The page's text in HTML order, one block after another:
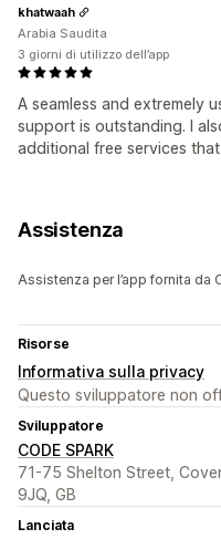
A seamless and extremely
support is outstanding. I
additional free services
khatwaah
Arabia Saudita
3 giorni di utilizzo dell’app
Assistenza
Assistenza per l’app fornita da
Risorse
Informativa sulla privacy
Questo sviluppatore non
Sviluppatore
CODE SPARK
71-75 Shelton Street,
9JQ, GB
Lanciata